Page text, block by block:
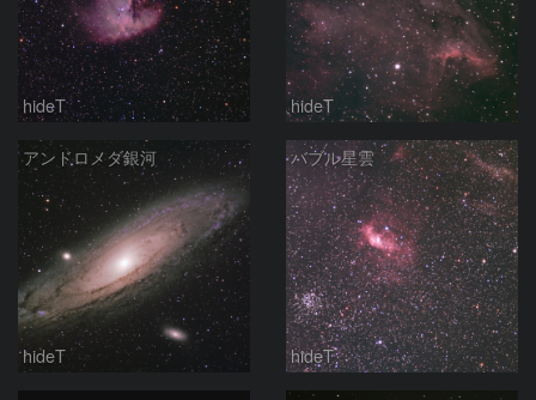
hideT hideT
アンドロメダ銀河
hideT
バブル星雲
hideT